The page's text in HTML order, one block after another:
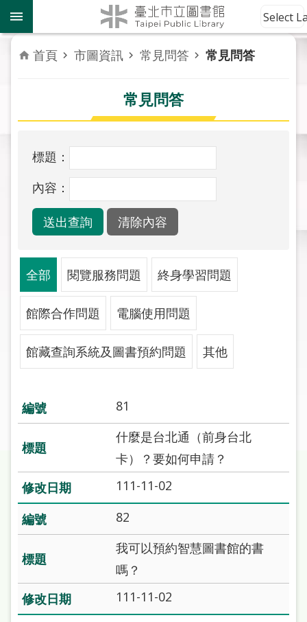
跳到主要內容區塊
到
館
資
訊
者
活
報
導
關
於
市
圖
線
上
見
答
加
入
圖
網
Select
首頁 市圖資訊 常見問答 常見問答
常見問答
標題：
內容：
全部 閱覽服務問題 終身學習問題
館際合作問題 電腦使用問題
館藏查詢系統及圖書預約問題 其他
81
什麼是台北通（前身台北
卡）？要如何申請？
111-11-02
82
我可以預約智慧圖書館的書
嗎？
111-11-02